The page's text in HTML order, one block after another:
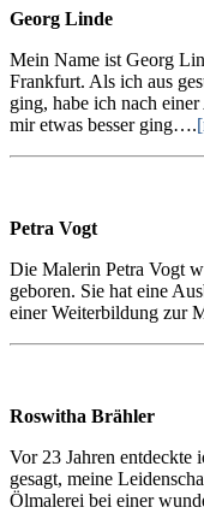
Georg Linde
Mein Name ist Georg
Frankfurt. Als ich aus
ging, habe ich nach
mir etwas besser ging….
Petra Vogt
Die Malerin Petra Vogt
geboren. Sie hat eine
einer Weiterbildung zur
Roswitha Brähler
Vor 23 Jahren entdeckte
gesagt, meine
Ölmalerei bei einer